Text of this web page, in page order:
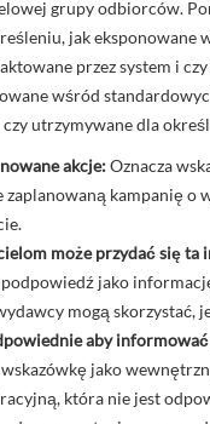
grupy odbiorców.
jak eksponowane
przez system i
wśród
utrzymywane dla
akcje:Oznacza
zaplanowaną kampanię o
może przydać się ta
podpowiedź jako
mogą skorzystać,
aby informować
wskazówkę jako
która nie jest